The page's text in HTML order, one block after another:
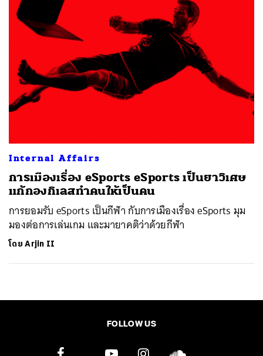
Internal Affairs
การเมืองเรื่อง eSports eSports เป็นยาวิเศษ
แก้กองกิเลสทำคนให้เป็นคน
การยอมรับ eSports เป็นกีฬา กับการเมืองเรื่อง eSports มุม
มองต่อการเล่นเกม และมายาคติว่าด้วยกีฬา
โดยArjin II
FOLLOW US
ค้นหา